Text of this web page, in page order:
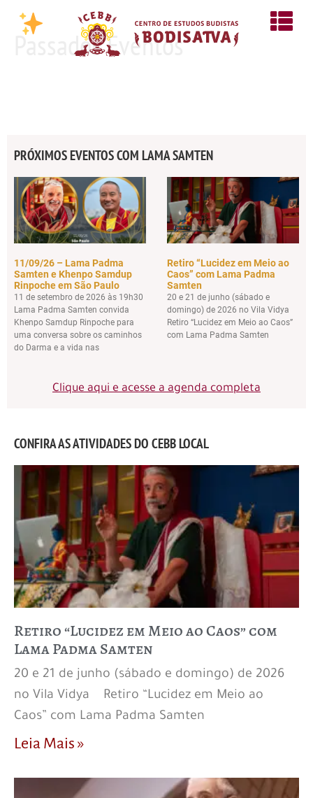
Passados Eventos
PRÓXIMOS EVENTOS COM LAMA SAMTEN
11/09/26 – Lama Padma
Samten e Khenpo Samdup
Rinpoche em São Paulo
11 de setembro de 2026 às 19h30
Lama Padma Samten convida
Khenpo Samdup Rinpoche para
uma conversa sobre os caminhos
do Darma e a vida nas
Retiro “Lucidez em Meio ao
Caos” com Lama Padma
Samten
20 e 21 de junho (sábado e
domingo) de 2026 no Vila Vidya
Retiro “Lucidez em Meio ao Caos”
com Lama Padma Samten
Clique aqui e acesse a agenda completa
CONFIRA AS ATIVIDADES DO CEBB LOCAL
Retiro “Lucidez em Meio ao Caos” com
Lama Padma Samten
20 e 21 de junho (sábado e domingo) de 2026
no Vila Vidya Retiro “Lucidez em Meio ao
Caos” com Lama Padma Samten
Leia Mais »